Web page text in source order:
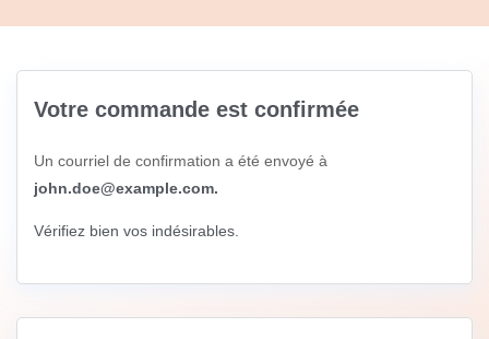
Votre commande est confirmée
Un courriel de confirmation a été envoyé à
john.doe@example.com.
Vérifiez bien vos indésirables.